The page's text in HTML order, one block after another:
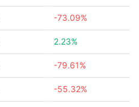
-73.09%
2.23%
-79.61%
-55.32%